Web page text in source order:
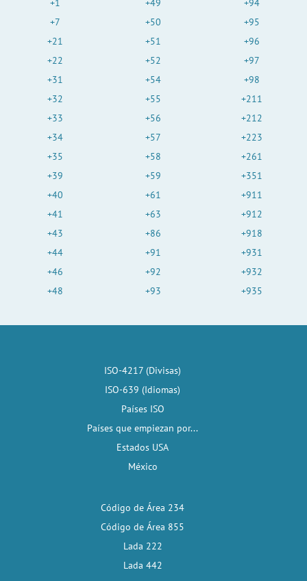
+1
+7
+21
+22
+31
+32
+33
+34
+35
+39
+40
+41
+43
+44
+46
+48
+49
+50
+51
+52
+54
+55
+56
+57
+58
+59
+61
+63
+86
+91
+92
+93
+94
+95
+96
+97
+98
+211
+212
+223
+261
+351
+911
+912
+918
+931
+932
+935
ISO-4217 (Divisas)
ISO-639 (Idiomas)
Países ISO
Países que empiezan por...
Estados USA
México
Código de Área 234
Código de Área 855
Lada 222
Lada 442